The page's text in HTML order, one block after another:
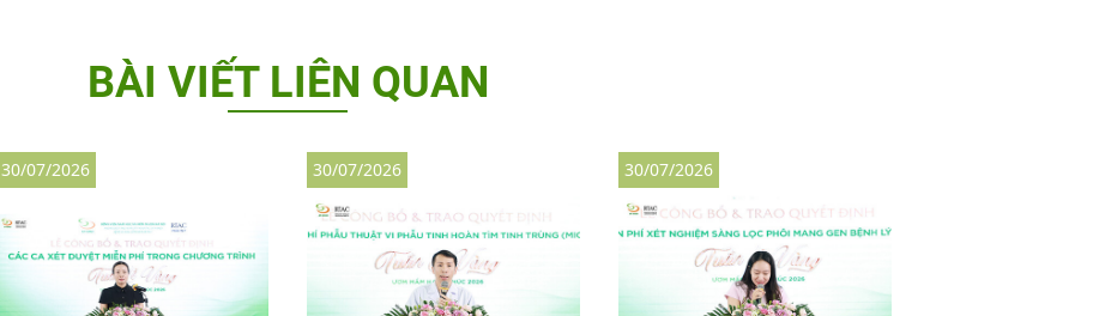
BÀI VIẾT LIÊN QUAN
30/07/2026 30/07/2026 30/07/2026